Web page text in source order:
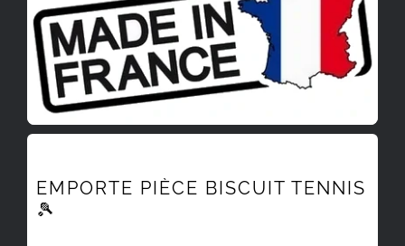
EMPORTE PIÈCE BISCUIT TENNIS
🎾